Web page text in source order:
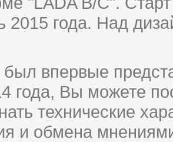
2015 года. Над
был впервые
года, Вы можете
технические
и обмена